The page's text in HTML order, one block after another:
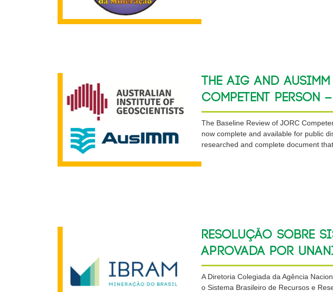
The AIG and
Competent Person
The Baseline Review of JORC
now complete and available for public
researched and complete document
Resolução sobre
aprovada por
A Diretoria Colegiada da Agência
o Sistema Brasileiro de Recursos e